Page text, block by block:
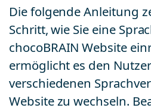
Die folgende Anleitung
Schritt, wie Sie eine
chocoBRAIN Website
ermöglicht es den
verschiedenen
Website zu wechseln.